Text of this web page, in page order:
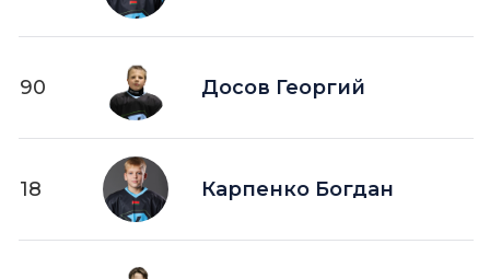
90 Досов Георгий
18 Карпенко Богдан